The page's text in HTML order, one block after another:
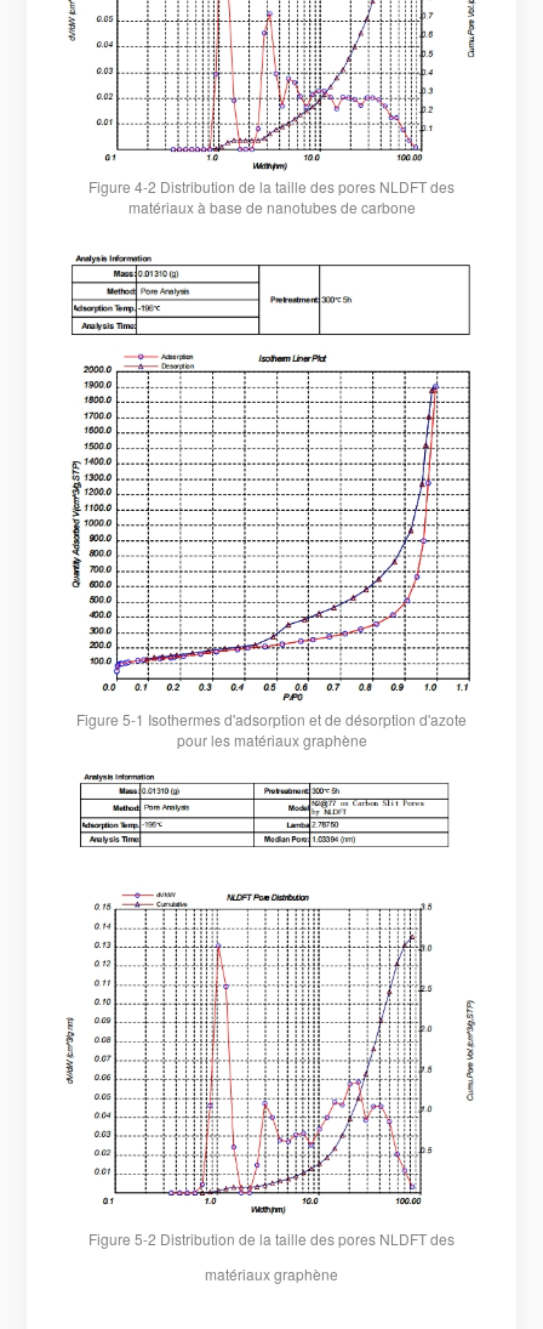
Figure 4-2 Distribution de la taille des pores NLDFT des
matériaux à base de nanotubes de carbone
Figure 5-1 Isothermes d'adsorption et de désorption d'azote
pour les matériaux graphène
Figure 5-2 Distribution de la taille des pores NLDFT des
matériaux graphène